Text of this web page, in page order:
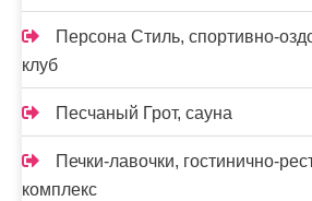
Персона Стиль, спортивно-
клуб
Песчаный Грот, сауна
Печки-лавочки, гостинично-
комплекс